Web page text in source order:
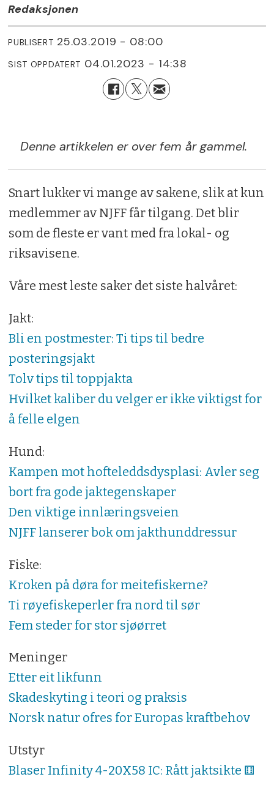
Redaksjonen
PUBLISERT 25.03.2019 - 08:00
SIST OPPDATERT 04.01.2023 - 14:38
Denne artikkelen er over fem år gammel.
Snart lukker vi mange av sakene, slik at kun
medlemmer av NJFF får tilgang. Det blir
som de fleste er vant med fra lokal- og
riksavisene.
Våre mest leste saker det siste halvåret:
Jakt:
Bli en postmester: Ti tips til bedre
posteringsjakt
Tolv tips til toppjakta
Hvilket kaliber du velger er ikke viktigst for
å felle elgen
Hund:
Kampen mot hofteleddsdysplasi: Avler seg
bort fra gode jaktegenskaper
Den viktige innlæringsveien
NJFF lanserer bok om jakthunddressur
Fiske:
Kroken på døra for meitefiskerne?
Ti røyefiskeperler fra nord til sør
Fem steder for stor sjøørret
Meninger
Etter eit likfunn
Skadeskyting i teori og praksis
Norsk natur ofres for Europas kraftbehov
Utstyr
Blaser Infinity 4-20X58 IC: Rått jaktsikte ⚅